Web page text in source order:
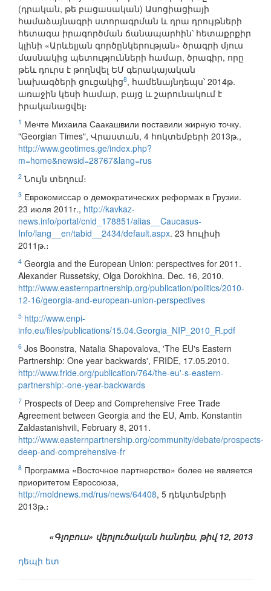
(դրական, թե բացասական) Ասոցիացիայի
համաձայնագրի ստորագրման և դրա դրույթների
հետագա իրագործման ճանապարհին՝ հետաքրքիր
կլինի «Արևելյան գործընկերության» ծրագրի մյուս
մասնակից պետությունների համար, ծրագիր, որը
թեև դուրս է թողնվել ԵՄ գերակայական
նախագծերի ցուցակից8, համենայնդեպս՝ 2014թ.
առաջին կեսի համար, բայց և շարունակում է
իրականացվել։
1 Мечте Михаила Саакашвили поставили жирную точку.
"Georgian Times", Վրաստան, 4 հոկտեմբերի 2013թ.,
http://www.geotimes.ge/index.php?
m=home&newsid=28767&lang=rus
2 Նույն տեղում։
3 Еврокомиссар о демократических реформах в Грузии.
23 июля 2011г., http://kavkaz-
news.info/portal/cnid_178851/alias__Caucasus-
Info/lang__en/tabid__2434/default.aspx. 23 հուլիսի
2011թ.։
4 Georgia and the European Union: perspectives for 2011.
Alexander Russetsky, Оlga Dorokhina. Dec. 16, 2010.
http://www.easternpartnership.org/publication/politics/2010-
12-16/georgia-and-european-union-perspectives
5 http://www.enpi-
info.eu/files/publications/15.04.Georgia_NIP_2010_R.pdf
6 Jos Boonstra, Natalia Shapovalova, 'The EU's Eastern
Partnership: One year backwards', FRIDE, 17.05.2010.
http://www.fride.org/publication/764/the-eu'-s-eastern-
partnership:-one-year-backwards
7 Prospects of Deep and Comprehensive Free Trade
Agreement between Georgia and the EU, Amb. Konstantin
Zaldastanishvili, February 8, 2011.
http://www.easternpartnership.org/community/debate/prospects-
deep-and-comprehensive-fr
8 Программа «Восточное партнерство» более не является
приоритетом Евросоюза,
http://moldnews.md/rus/news/64408, 5 դեկտեմբերի
2013թ.։
«Գլոբուս» վերլուծական հանդես, թիվ 12, 2013
դեպի ետ